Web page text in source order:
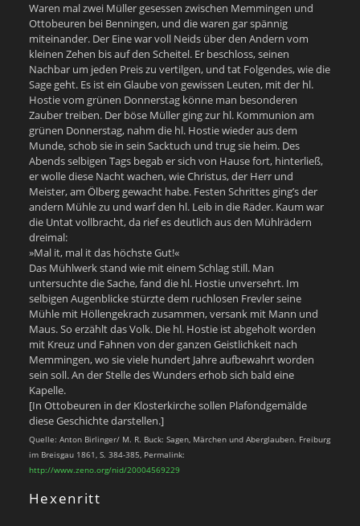
Waren mal zwei Müller gesessen zwischen Memmingen und
Ottobeuren bei Benningen, und die waren gar spännig
miteinander. Der Eine war voll Neids über den Andern vom
kleinen Zehen bis auf den Scheitel. Er beschloss, seinen
Nachbar um jeden Preis zu vertilgen, und tat Folgendes, wie die
Sage geht. Es ist ein Glaube von gewissen Leuten, mit der hl.
Hostie vom grünen Donnerstag könne man besonderen
Zauber treiben. Der böse Müller ging zur hl. Kommunion am
grünen Donnerstag, nahm die hl. Hostie wieder aus dem
Munde, schob sie in sein Sacktuch und trug sie heim. Des
Abends selbigen Tags begab er sich von Hause fort, hinterließ,
er wolle diese Nacht wachen, wie Christus, der Herr und
Meister, am Ölberg gewacht habe. Festen Schrittes ging’s der
andern Mühle zu und warf den hl. Leib in die Räder. Kaum war
die Untat vollbracht, da rief es deutlich aus den Mühlrädern
dreimal:
»Mal it, mal it das höchste Gut!«
Das Mühlwerk stand wie mit einem Schlag still. Man
untersuchte die Sache, fand die hl. Hostie unversehrt. Im
selbigen Augenblicke stürzte dem ruchlosen Frevler seine
Mühle mit Höllengekrach zusammen, versank mit Mann und
Maus. So erzählt das Volk. Die hl. Hostie ist abgeholt worden
mit Kreuz und Fahnen von der ganzen Geistlichkeit nach
Memmingen, wo sie viele hundert Jahre aufbewahrt worden
sein soll. An der Stelle des Wunders erhob sich bald eine
Kapelle.
[In Ottobeuren in der Klosterkirche sollen Plafondgemälde
diese Geschichte darstellen.]
Quelle: Anton Birlinger/ M. R. Buck: Sagen, Märchen und Aberglauben. Freiburg
im Breisgau 1861, S. 384-385, Permalink:
http://www.zeno.org/nid/20004569229
Hexenritt